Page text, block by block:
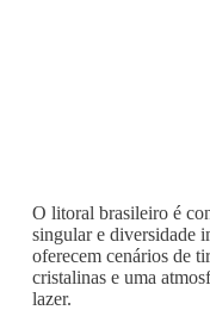
O litoral brasileiro é
singular e diversidade
oferecem cenários de
cristalinas e uma
lazer.